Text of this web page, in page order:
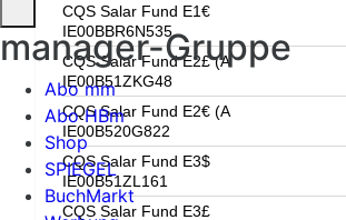
CQS Salar Fund E1€
IE00BBR6N535
CQS Salar Fund E2£ (A
IE00B51ZKG48
CQS Salar Fund E2€ (A
IE00B520G822
CQS Salar Fund E3$
IE00B51ZL161
CQS Salar Fund E3£
manager-Gruppe
Abo mm
Abo HBm
Shop
SPIEGEL
BuchMarkt